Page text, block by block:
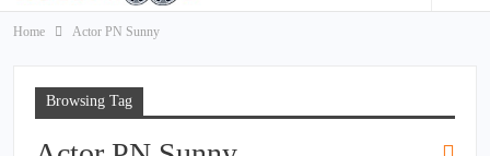
Home Actor PN Sunny
Browsing Tag